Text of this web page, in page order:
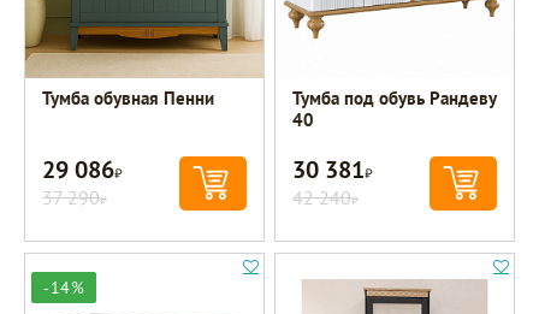
Тумба обувная Пенни
29 086Р
37 290Р
Тумба под обувь Рандеву
40
30 381Р
42 240Р
-14%